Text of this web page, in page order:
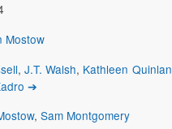
Mostow
, J.T. Walsh, Kathleen Quinlan
➔
, Sam Montgomery